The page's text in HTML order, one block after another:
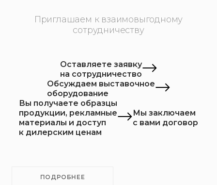
Приглашаем к взаимовыгодному
сотрудничеству
Оставляете заявку
на сотрудничество
Обсуждаем выставочное
оборудование
Вы получаете образцы
продукции, рекламные
материалы и доступ
к дилерским ценам
Мы заключаем
с вами договор
ПОДРОБНЕЕ